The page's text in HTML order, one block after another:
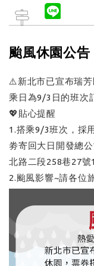
颱風休園公告
⚠️新北市已宣布瑞芳
乘日為9/3日的班次
💖貼心提醒
1.搭乘9/3班次，採
劵寄回大日開發總
北路二段258巷27號
2.颱風影響~請各位